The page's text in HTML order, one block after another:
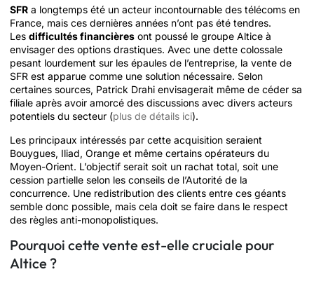
SFR a longtemps été un acteur incontournable des télécoms en
France, mais ces dernières années n’ont pas été tendres.
Les difficultés financières ont poussé le groupe Altice à
envisager des options drastiques. Avec une dette colossale
pesant lourdement sur les épaules de l’entreprise, la vente de
SFR est apparue comme une solution nécessaire. Selon
certaines sources, Patrick Drahi envisagerait même de céder sa
filiale après avoir amorcé des discussions avec divers acteurs
potentiels du secteur (plus de détails ici).
Les principaux intéressés par cette acquisition seraient
Bouygues, Iliad, Orange et même certains opérateurs du
Moyen-Orient. L’objectif serait soit un rachat total, soit une
cession partielle selon les conseils de l’Autorité de la
concurrence. Une redistribution des clients entre ces géants
semble donc possible, mais cela doit se faire dans le respect
des règles anti-monopolistiques.
Pourquoi cette vente est-elle cruciale pour
Altice ?